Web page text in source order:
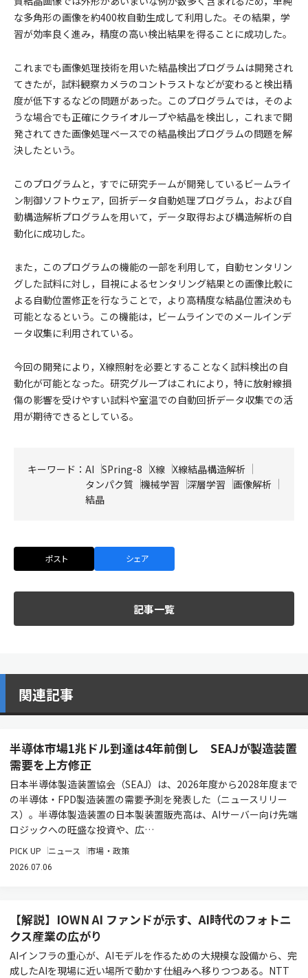
な多角形の画像を約400枚自動生成して利用した。その結果，学
習が効率良く進み，精度の高い検出結果を得ることに成功した。
これまでも画像処理技術を用いた結晶検出プログラムは開発され
てきたが，試料観察カメラのコントラストなどが変わると検出精
度が低下するなどの問題があった。このプログラムでは，そのよ
うな場合でも正確にクライオループや結晶を検出し，これまで開
発されてきた画像処理ベースでの結晶検出プログラムの問題を解
決したという。
このプログラムと，すでに研究チームが開発しているビームライ
ン制御ソフトウェア，回折データ自動処理プログラム，および自
動構造解析プログラムを用いて，データ取得および構造解析の自
動化に成功した。
また，このプログラムの機能の一部を利用して，自動センタリン
グした試料に対し，目視によるセンタリング結果との画像比較に
よる自動位置修正を行なうことで，より高精度な結晶位置決めも
可能となるという。この機能は，ビームラインでのメールインデ
ータ収集に利用されている。
今回の開発により，X線照射を必要とすることなく試料検出の自
動化が可能となった。研究グループはこれにより，特に放射線損
傷の影響を受けやすい試料や室温での自動回折データ収集での活
用が期待できるとしている。
キーワード： AI SPring-8 X線 X線結晶構造解析
タンパク質 機械学習 深層学習
画像解析
結晶
ポスト シェア
記事一覧
関連記事
半導体市場1兆ドル到達は4年前倒し SEAJが製造装置
需要を上方修正
日本半導体製造装置協会（SEAJ）は、2026年度から2028年度まで
の半導体・FPD製造装置の需要予測を発表した（ニュースリリー
ス）。半導体製造装置の日本製装置販売高は、AIサーバー向け先端
ロジックへの旺盛な投資や、広…
PICK UP ニュース 市場・政策
2026.07.06
【解説】IOWN AI ファンドが示す、AI時代のフォトニ
クス産業の広がり
AIインフラの重心が、AIモデルを作るための大規模な設備から、完
成したAIを現場に近い場所で動かす仕組みへ移りつつある。NTT